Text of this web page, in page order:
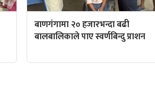
बाणगंगामा २० हजारभन्दा बढी
बालबालिकाले पाए स्वर्णबिन्दु प्राशन